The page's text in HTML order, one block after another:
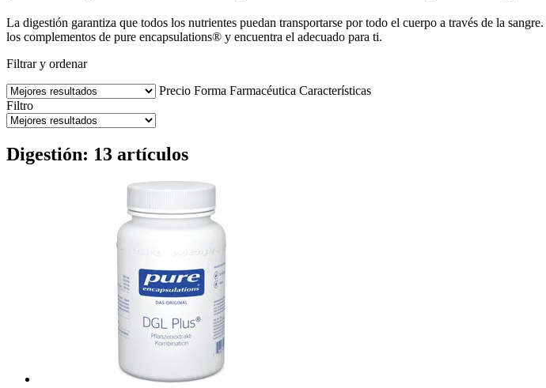
La digestión garantiza que todos los nutrientes puedan transportarse por todo el cuerpo a través de la
los complementos de pure encapsulations® y encuentra el adecuado para ti.
Filtrar y ordenar
Precio Forma Farmacéutica Características
Filtro
Digestión: 13 artículos